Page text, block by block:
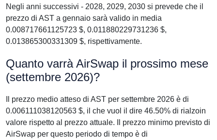
Negli anni successivi - 2028, 2029, 2030 si prevede che il
prezzo di AST a gennaio sarà valido in media
0.008717661125723 $, 0.011880229731236 $,
0.013865300331309 $, rispettivamente.
Quanto varrà AirSwap il prossimo mese
(settembre 2026)?
Il prezzo medio atteso di AST per settembre 2026 è di
0.006111038120563 $, il che vuol il dire 46.50% di rialzoin
valore rispetto al prezzo attuale. Il prezzo minimo previsto di
AirSwap per questo periodo di tempo è di